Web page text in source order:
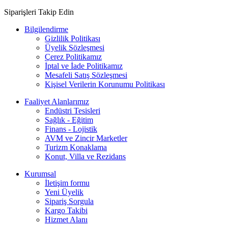
Siparişleri Takip Edin
Bilgilendirme
Gizlilik Politikası
Üyelik Sözleşmesi
Çerez Politikamız
İptal ve İade Politikamız
Mesafeli Satış Sözleşmesi
Kişisel Verilerin Korunumu Politikası
Faaliyet Alanlarımız
Endüstri Tesisleri
Sağlık - Eğitim
Finans - Lojistik
AVM ve Zincir Marketler
Turizm Konaklama
Konut, Villa ve Rezidans
Kurumsal
İletişim formu
Yeni Üyelik
Sipariş Sorgula
Kargo Takibi
Hizmet Alanı